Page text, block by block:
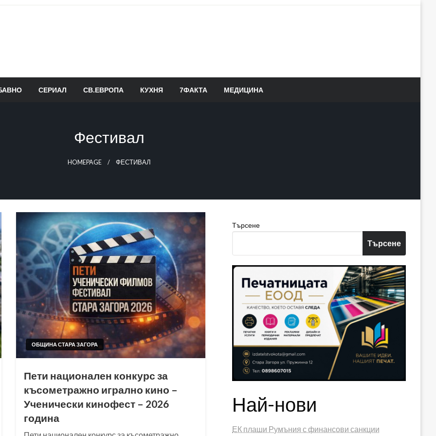
СЕРИАЛ СВ.ЕВРОПА КУХНЯ 7ФАКТА МЕДИЦИНА
Фестивал
HOMEPAGE ФЕСТИВАЛ
ОБЩИНА СТАРА ЗАГОРА
Пети национален конкурс за
късометражно игрално кино –
Ученически кинофест – 2026
година
Търсене
Търсене
Най-нови
ЕК плаши Румъния с финансови санкции